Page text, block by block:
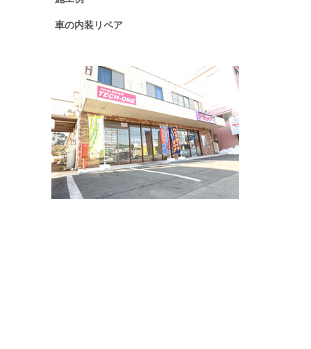
車の内装リペア